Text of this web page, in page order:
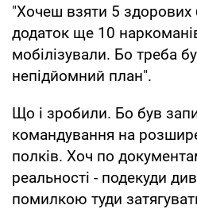
"Хочеш взяти 5 здорових
додаток ще 10
мобілізували. Бо треба
непідйомний план".
Що і зробили. Бо був
командування на
полків. Хоч по
реальності - подекуди
помилкою туди